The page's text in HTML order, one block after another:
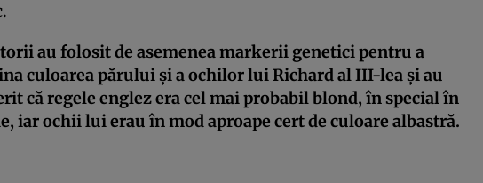
au folosit de asemenea markerii genetici pentru a
culoarea părului şi a ochilor lui Richard al III-lea şi au
că regele englez era cel mai probabil blond, în special în
iar ochii lui erau în mod aproape cert de culoare albastră.